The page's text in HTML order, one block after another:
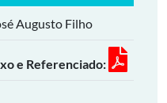
Augusto Filho
e Referenciado: